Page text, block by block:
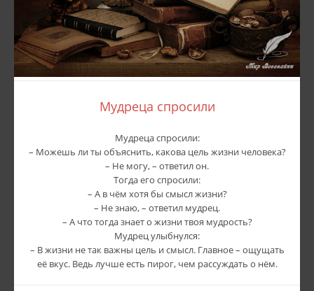
Мудреца спросили
Мудреца спросили:
– Можешь ли ты объяснить, какова цель жизни человека?
– Не могу, – ответил он.
Тогда его спросили:
– А в чём хотя бы смысл жизни?
– Не знаю, – ответил мудрец.
– А что тогда знает о жизни твоя мудрость?
Мудрец улыбнулся:
– В жизни не так важны цель и смысл. Главное – ощущать
её вкус. Ведь лучше есть пирог, чем рассуждать о нём.